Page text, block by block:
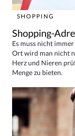
SHOPPING
Shopping-
Es muss nicht
Ort wird man nicht
Herz und Nieren
Menge zu bieten.